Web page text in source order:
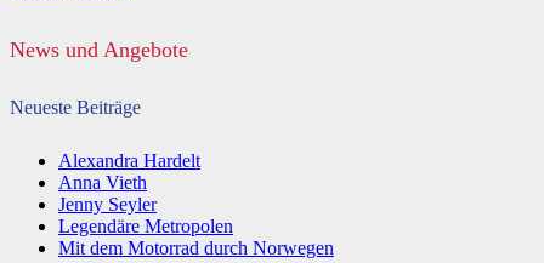
News und Angebote
Neueste Beiträge
Alexandra Hardelt
Anna Vieth
Jenny Seyler
Legendäre Metropolen
Mit dem Motorrad durch Norwegen